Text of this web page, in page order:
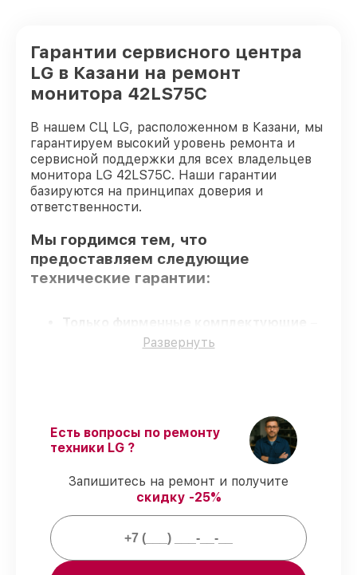
Гарантии сервисного центра
LG в Казани на ремонт
монитора 42LS75C
В нашем СЦ LG, расположенном в Казани, мы
гарантируем высокий уровень ремонта и
сервисной поддержки для всех владельцев
монитора LG 42LS75C. Наши гарантии
базируются на принципах доверия и
ответственности.
Мы гордимся тем, что
предоставляем следующие
технические гарантии:
Только фирменные комплектующие
гарантируем использование фирменных
гарантируем завершение работ без
задержек.
– все
работы по обслуживанию проводятся с
официальной гарантией.
Мы гарантируем:
Развернуть
Есть вопросы по ремонту
техники LG ?
Запишитесь на ремонт и получите
скидку -25%